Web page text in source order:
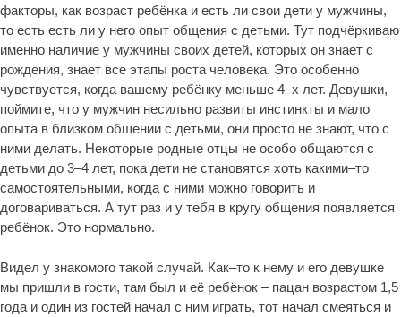
факторы, как возраст ребёнка и есть ли свои дети у мужчины,
то есть есть ли у него опыт общения с детьми. Тут подчёркиваю
именно наличие у мужчины своих детей, которых он знает с
рождения, знает все этапы роста человека. Это особенно
чувствуется, когда вашему ребёнку меньше 4–х лет. Девушки,
поймите, что у мужчин несильно развиты инстинкты и мало
опыта в близком общении с детьми, они просто не знают, что с
ними делать. Некоторые родные отцы не особо общаются с
детьми до 3–4 лет, пока дети не становятся хоть какими–то
самостоятельными, когда с ними можно говорить и
договариваться. А тут раз и у тебя в кругу общения появляется
ребёнок. Это нормально.
Видел у знакомого такой случай. Как–то к нему и его девушке
мы пришли в гости, там был и её ребёнок – пацан возрастом 1,5
года и один из гостей начал с ним играть, тот начал смеяться и